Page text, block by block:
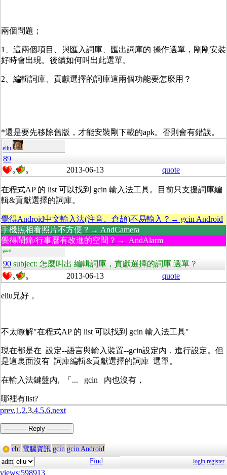
兩個問題；
1、這兩個項目、與匯入詞庫、匯出詞庫的 操作選單，剛剛安裝
好時會出現。後續如何叫出此選單。
2、編輯詞庫、貢獻選擇的詞庫這兩個功能要怎麼用？
*還是要先移除舊版，才能安裝剛下載的apk。否則會有錯誤。
eliu
89
0 0 2013-06-13 quote
在程式AP 的 list 可以找到 gcin 輸入法工具。目前只支援詞庫編
輯&貢獻選擇的詞庫。
覺得Android中文輸入法(注音、倉頡)不易輸入？→ gcin Android
手機照相看照片不方便？→ AndCamera
覺得鬧鐘/行事曆有改進的空間？→ AndAlarm
guest
90 subject: 怎麼叫出 編輯詞庫，貢獻選擇的詞庫 選單？
0 0 2013-06-13 quote
eliu兄好，
不太瞭解"在程式AP 的 list 可以找到 gcin 輸入法工具"
現在都是在 設定--語言與輸入裝置--gcin設定內，進行設定。但
是這裏面沒有 詞庫編輯&貢獻選擇的詞庫 選單。
在輸入法鍵盤內, 「... gcin 內也沒有，
哪裡有list?
prev,1,2,3,4,5,6,next
----------- Reply -----------
cht 電腦資訊 gcin gcin Android
adm
Find login register
views:598913